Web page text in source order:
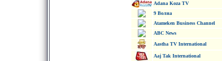
Adana Koza TV
9 Волна
Atameken Business Channel
ABC News
Aastha TV International
Aaj Tak International